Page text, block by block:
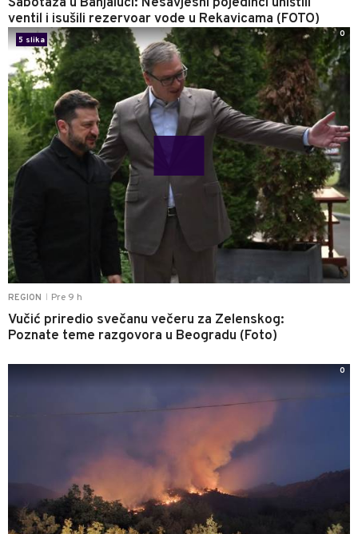
ventil i isušili rezervoar vode u Rekavicama (FOTO)
REGION Pre 9 h
Vučić priredio svečanu večeru za Zelenskog:
Poznate teme razgovora u Beogradu (Foto)
5 slika
0
0